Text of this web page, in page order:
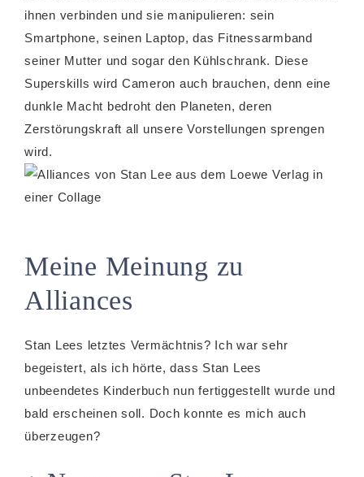
ihnen verbinden und sie manipulieren: sein
Smartphone, seinen Laptop, das Fitnessarmband
seiner Mutter und sogar den Kühlschrank. Diese
Superskills wird Cameron auch brauchen, denn eine
dunkle Macht bedroht den Planeten, deren
Zerstörungskraft all unsere Vorstellungen sprengen
wird.
Meine Meinung zu
Alliances
Stan Lees letztes Vermächtnis? Ich war sehr
begeistert, als ich hörte, dass Stan Lees
unbeendetes Kinderbuch nun fertiggestellt wurde und
bald erscheinen soll. Doch konnte es mich auch
überzeugen?